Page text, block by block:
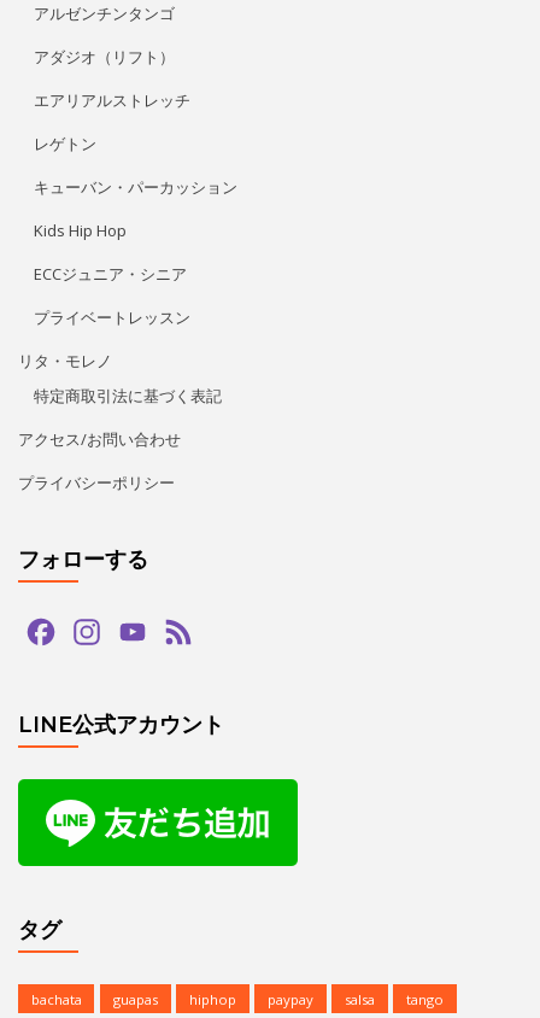
アルゼンチンタンゴ
アダジオ（リフト）
エアリアルストレッチ
レゲトン
キューバン・パーカッション
Kids Hip Hop
ECCジュニア・シニア
プライベートレッスン
リタ・モレノ
特定商取引法に基づく表記
アクセス/お問い合わせ
プライバシーポリシー
フォローする
FacebookInstagramYouTube
LINE公式アカウント
タグ
bachata guapas hiphop paypay salsa tango